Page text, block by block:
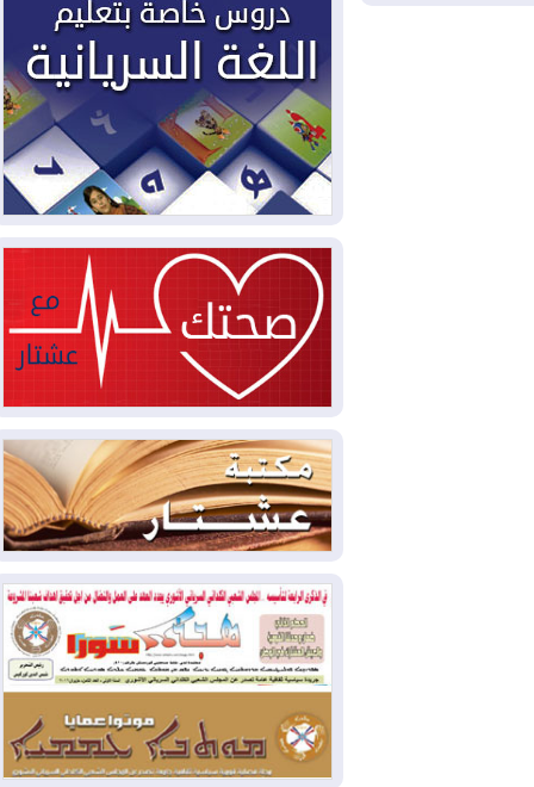
الواجهة.. أنباء عن مراجعات قضائية
وتحقيقات أوسع في قضايا فساد
2026-08-04بيترو يشكو تزوير الانتخابات
الرئاسية ويحذر من "حرب أهلية" في
كولومبيا
2026-08-03رئيس إقليم كوردستان في
2026-08-03
العراق يؤكد مجدداً التزامه
بمنع الهجمات على الدول المجاورة
2026-08-03
العجز والاقتراض يطوقان
المالية العراقية.. اقتراض يتجاوز 3 تريليونات
دينار!
2026-08-03كوبا تغرق في الظلام مجددا
وانهيار الشبكة الكهربائية
2026-08-03
أوامر بإجلاء 60 ألف شخص
بسبب الحرائق في ولاية واشنطن
2026-08-02
مشروع "حسابي" يُمهل
الموظفين حتى نهاية أغسطس لاستلام
بطاقاتهم المصرفية
2026-08-02دمشق وعمّان تحذران بغداد:
أي هجوم من أراضي العراق سيواجه برد